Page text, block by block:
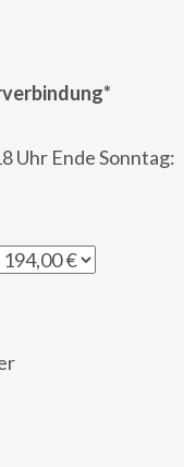
*
Uhr Ende Sonntag: